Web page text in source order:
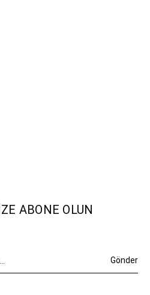
ABONE OLUN
Gönder